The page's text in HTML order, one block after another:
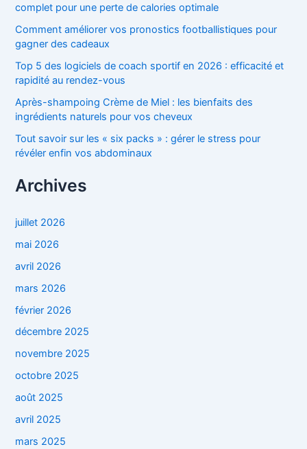
complet pour une perte de calories optimale
Comment améliorer vos pronostics footballistiques pour
gagner des cadeaux
Top 5 des logiciels de coach sportif en 2026 : efficacité et
rapidité au rendez-vous
Après-shampoing Crème de Miel : les bienfaits des
ingrédients naturels pour vos cheveux
Tout savoir sur les « six packs » : gérer le stress pour
révéler enfin vos abdominaux
Archives
juillet 2026
mai 2026
avril 2026
mars 2026
février 2026
décembre 2025
novembre 2025
octobre 2025
août 2025
avril 2025
mars 2025